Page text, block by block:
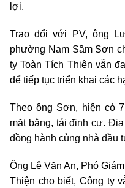
lợi.
Trao đổi với PV, ông
phường Nam Sầm Sơn
ty Toàn Tích Thiện vẫn
để tiếp tục triển khai các
Theo ông Sơn, hiện có
mặt bằng, tái định cư.
đồng hành cùng nhà đầu
Ông Lê Văn An, Phó
Thiện cho biết, Công ty